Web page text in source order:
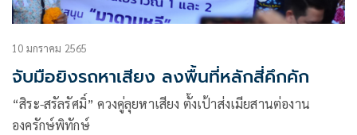
10 มกราคม 2565
จับมือยิงรถหาเสียง ลงพื้นที่หลักสี่คึกคัก
“สิระ-สรัลรัศมิ์” ควงคู่ลุยหาเสียง ตั้งเป้าส่งเมียสานต่องาน
องครักษ์พิทักษ์